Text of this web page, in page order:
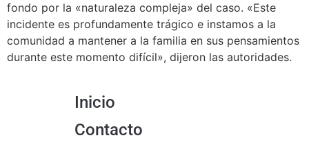
fondo por la «naturaleza compleja» del caso. «Este
incidente es profundamente trágico e instamos a la
comunidad a mantener a la familia en sus pensamientos
durante este momento difícil», dijeron las autoridades.
Inicio
Contacto